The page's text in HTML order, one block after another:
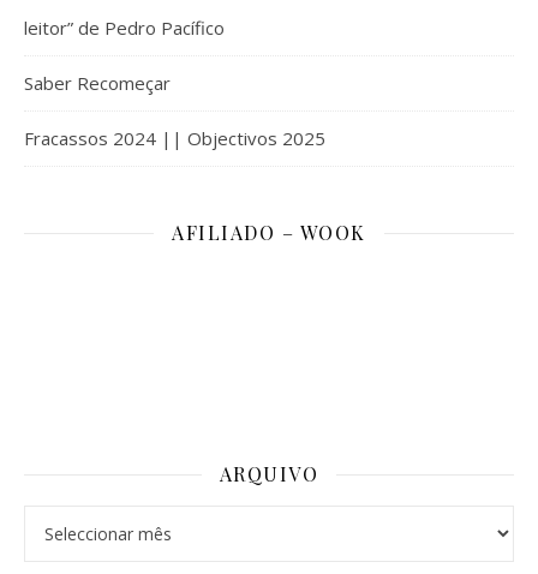
leitor” de Pedro Pacífico
Saber Recomeçar
Fracassos 2024 || Objectivos 2025
AFILIADO – WOOK
ARQUIVO